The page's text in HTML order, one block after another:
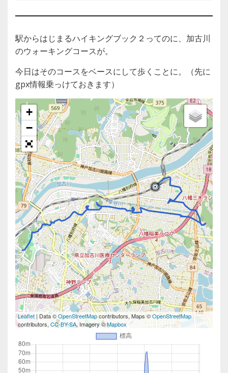
駅からはじまるハイキングブック２ってのに、加古川
のウォーキングコースが。
今日はそのコースをベースにして歩くことに。（先に
gpx情報乗っけておきます）
+
−
Leaflet | Data ©OpenStreetMapcontributors, Maps ©OpenStreetMap
contributors, CC-BY-SA, Imagery ©Mapbox